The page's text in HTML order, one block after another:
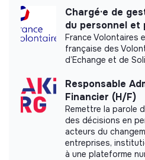
Did not yet add a
Chargé·e de
du personnel et
France Volontaires
française des
d’Echange et de
Responsable
Financier (H/F)
Remettre la parole
des décisions en
acteurs du
entreprises,
à une plateforme